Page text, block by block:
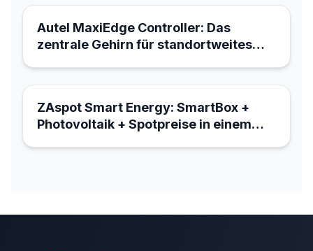
Autel MaxiEdge Controller: Das
zentrale Gehirn für standortweites
18. März 2026
ZAspot Smart Energy: SmartBox +
Photovoltaik + Spotpreise in einem